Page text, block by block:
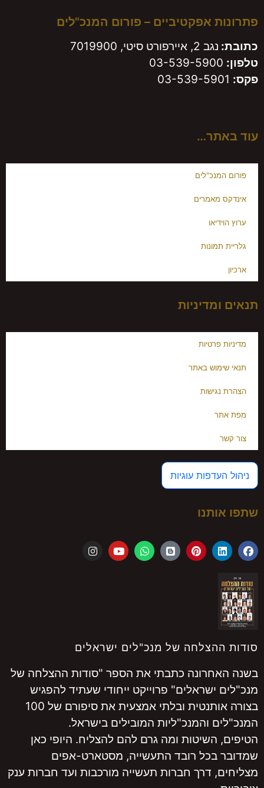
פתרונות אפקטיביים – פורום המנכ"לים
כתובת: נגב 2, איירפורט סיטי, 7019900
טלפון: 03-539-5900
פקס:
עוד באתר…
פורום המנכ"לים
אינדקס מאמרים
ערוץ הוידיאו
גלריית תמונות
ארכיון
תנאים ומדיניות
מדיניות פרטיות
תנאי שימוש באתר
הצהרת נגישות
מפת אתר
צור קשר
ניהול העדפות עוגיות
שתפו אותנו
סודות ההצלחה של מנכ"לים ישראלים
בשנה האחרונה כתבתי את הספר "סודות ההצלחה של
מנכ"לים ישראלים" פרוייקט ייחודי שעתיד להפגיש
בצורה אותנטית ובלתי אמצעית את סיפורם של 100
המנכ"לים והמנכ"ליות המובילים בישראל.
הטיפים, השיטות ומה גרם להם להצליח. היופי כאן
שמדובר בכל רובד התעשייה, מסטארט-אפים
מצליחים, דרך חברות תעשייה מורכבות ועד חברות ענק